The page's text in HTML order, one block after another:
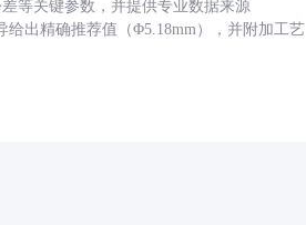
等关键参数，并提供专业数据来源
给出精确推荐值（Φ5.18mm），并附加工艺